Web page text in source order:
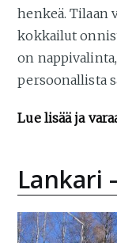
henkeä. Tilaan
kokkailut
on
persoonallista
Lue lisää ja
Lankari